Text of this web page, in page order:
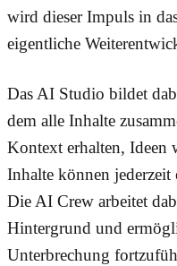
wird dieser Impuls in
eigentliche
Das AI Studio bildet
dem alle Inhalte
Kontext erhalten, Ideen
Inhalte können jederzeit
Die AI Crew arbeitet
Hintergrund und
Unterbrechung